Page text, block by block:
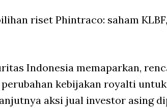
riset Phintraco: saham KLBF,
Indonesia memaparkan,
kebijakan royalti
aksi jual investor asing